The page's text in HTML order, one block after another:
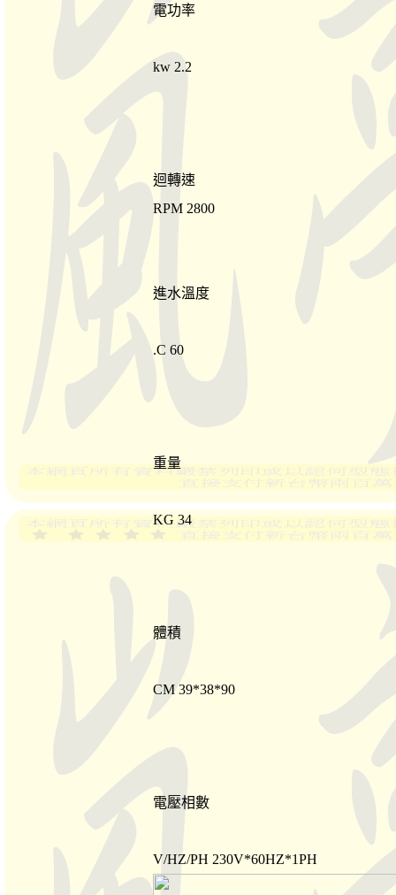
電功率
kw 2.2
迴轉速
RPM 2800
進水溫度
.C 60
重量
KG 34
體積
CM 39*38*90
電壓相數
V/HZ/PH 230V*60HZ*1PH